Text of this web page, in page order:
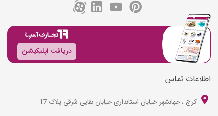
دریافت اپلیکیشن
اطلاعات تماس
کرج ، جهانشهر خیابان استانداری خیابان بقایی شرقی پلاک 17